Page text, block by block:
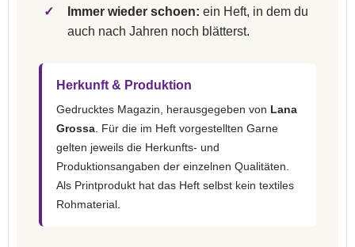
✓ Immer wieder schoen: ein Heft, in dem du
auch nach Jahren noch blätterst.
Herkunft & Produktion
Gedrucktes Magazin, herausgegeben von Lana
Grossa . Für die im Heft vorgestellten Garne
gelten jeweils die Herkunfts- und
Produktionsangaben der einzelnen Qualitäten.
Als Printprodukt hat das Heft selbst kein textiles
Rohmaterial.